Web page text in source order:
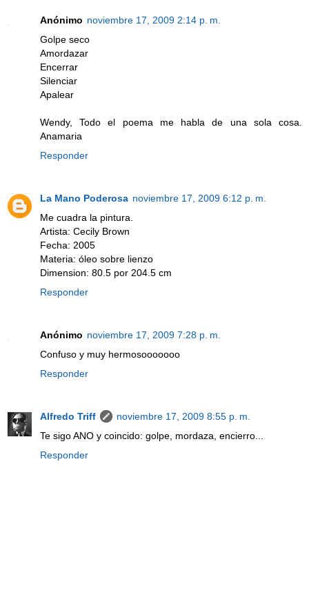
Anónimo noviembre 17, 2009 2:14 p. m.
Golpe seco
Amordazar
Encerrar
Silenciar
Apalear
Wendy, Todo el poema me habla de una sola cosa.
Anamaria
Responder
La Mano Poderosa noviembre 17, 2009 6:12 p. m.
Me cuadra la pintura.
Artista: Cecily Brown
Fecha: 2005
Materia: óleo sobre lienzo
Dimension: 80.5 por 204.5 cm
Responder
Anónimo noviembre 17, 2009 7:28 p. m.
Confuso y muy hermosooooooo
Responder
Alfredo Triff
noviembre 17, 2009 8:55 p. m.
Te sigo ANO y coincido: golpe, mordaza, encierro...
Responder